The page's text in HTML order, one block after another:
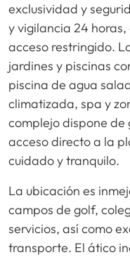
exclusividad y
y vigilancia 24
acceso restringido.
jardines y piscinas
piscina de agua
climatizada, spa y
complejo dispone de
acceso directo a la
cuidado y tranquilo.
La ubicación es
campos de golf,
servicios, así como
transporte. El ático